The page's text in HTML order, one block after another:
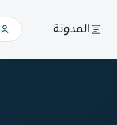
المدونة